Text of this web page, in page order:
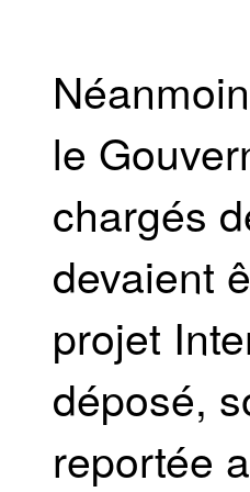
le
chargés
devaient
projet
déposé,
reportée